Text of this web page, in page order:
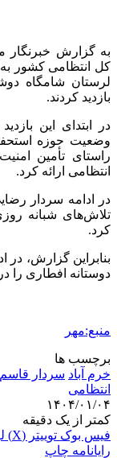
به گزارش خبرنگار
کل انتظامی کشور به
لرستان شامگاه
بازدید کردند.
در ابتدای این
وضعیت حوزه
راستای تأمین
انتظامی ارائه کرد.
در ادامه سردار
تلاش‌های شبانه
کرد.
بنابراین گزارش، در
دوستانه افطاری را
منبع:مهر
برچسب ها
خرم آباد سردار
انتظامی
۱۴۰۴/۰۱/۰۴
کمتر از یک دقیقه
فیس بوک توییتر (X)
رایانامه چاپ